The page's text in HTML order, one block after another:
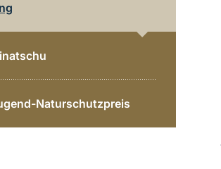
Naturschutzpreis